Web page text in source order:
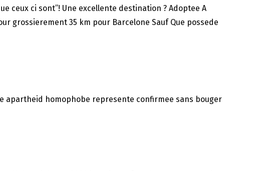
ceux ci sont”! Une excellente destination ? Adoptee A
grossierement 35 km pour Barcelone Sauf Que possede
apartheid homophobe represente confirmee sans bouger